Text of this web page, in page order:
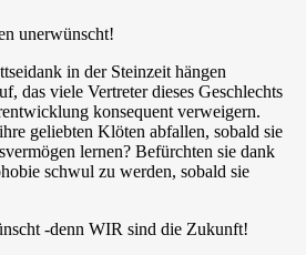
unerwünscht!
in der Steinzeit hängen
das viele Vertreter dieses Geschlechts
konsequent verweigern.
geliebten Klöten abfallen, sobald sie
lernen? Befürchten sie dank
schwul zu werden, sobald sie
-denn WIR sind die Zukunft!